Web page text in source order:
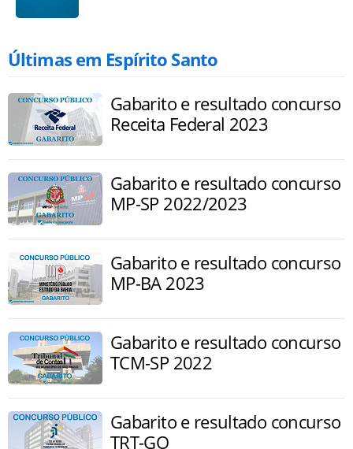
Últimas em Espírito Santo
Gabarito e resultado concurso
Receita Federal 2023
Gabarito e resultado concurso
MP-SP 2022/2023
Gabarito e resultado concurso
MP-BA 2023
Gabarito e resultado concurso
TCM-SP 2022
Gabarito e resultado concurso
TRT-GO